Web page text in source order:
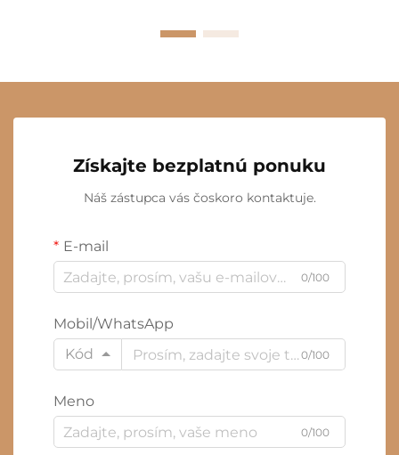
Získajte bezplatnú ponuku
Náš zástupca vás čoskoro kontaktuje.
E-mail
0/100
Mobil/WhatsApp
Kód
0/100
Meno
0/100